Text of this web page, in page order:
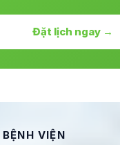
Đặt lịch ngay →
VIỆN